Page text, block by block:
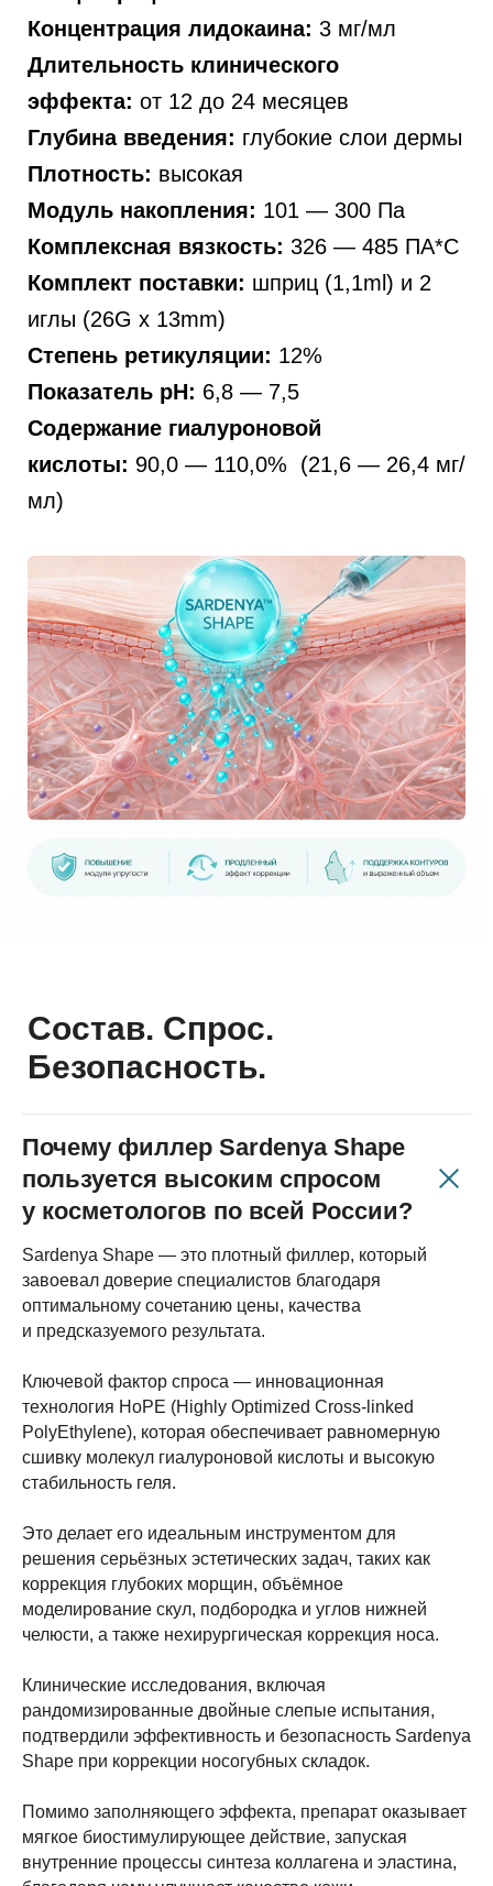
Почему филлер Sardenya Shape
пользуется высоким спросом
у косметологов по всей России?
Sardenya Shape — это плотный филлер, который
завоевал доверие специалистов благодаря
оптимальному сочетанию цены, качества
и предсказуемого результата.
Ключевой фактор спроса — инновационная
технология HoPE (Highly Optimized Cross-linked
PolyEthylene), которая обеспечивает равномерную
сшивку молекул гиалуроновой кислоты и высокую
стабильность геля.
Это делает его идеальным инструментом для
решения серьёзных эстетических задач, таких как
коррекция глубоких морщин, объёмное
моделирование скул, подбородка и углов нижней
челюсти, а также нехирургическая коррекция носа.
Клинические исследования, включая
рандомизированные двойные слепые испытания,
подтвердили эффективность и безопасность Sardenya
Shape при коррекции носогубных складок.
Помимо заполняющего эффекта, препарат оказывает
мягкое биостимулирующее действие, запуская
внутренние процессы синтеза коллагена и эластина,
Купить препараты
Sardenya
Смотреть каталог